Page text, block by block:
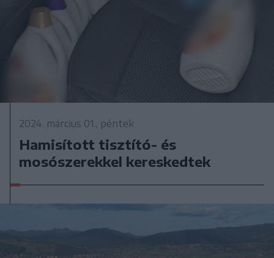
2024. március 01., péntek
Hamisított tisztító- és
mosószerekkel kereskedtek